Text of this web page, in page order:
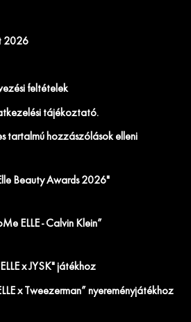
2026
feltételek
tájékoztató.
tartalmú hozzászólások elleni
Beauty Awards 2026"
ELLE - Calvin Klein”
x JYSK" játékhoz
x Tweezerman” nyereményjátékhoz